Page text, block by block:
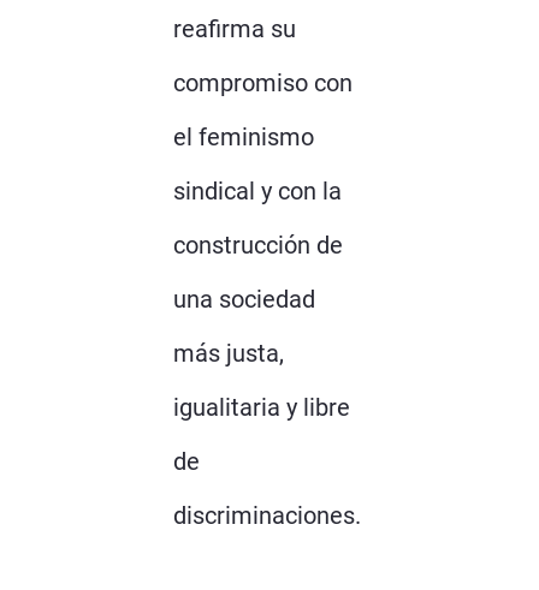
reafirma su
compromiso con
el feminismo
sindical y con la
construcción de
una sociedad
más justa,
igualitaria y libre
de
discriminaciones.